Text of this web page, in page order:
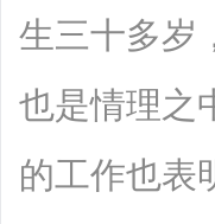
生三十多岁
也是情理之
的工作也表